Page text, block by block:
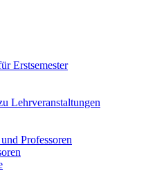
Erstsemester
Lehrveranstaltungen
Professoren